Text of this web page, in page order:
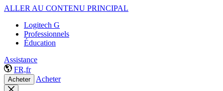
ALLER AU CONTENU PRINCIPAL
Logitech G
Professionnels
Éducation
Assistance
FR,fr
Acheter Acheter